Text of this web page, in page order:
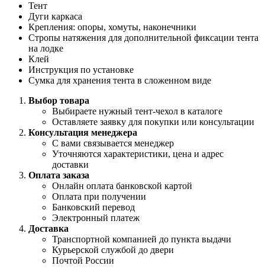
Тент
Дуги каркаса
Крепления: опоры, хомуты, наконечники
Стропы натяжения для дополнительной фиксации тента
на лодке
Клей
Инструкция по установке
Сумка для хранения тента в сложенном виде
Выбор товара
Выбираете нужный тент-чехол в каталоге
Оставляете заявку для покупки или консультации
Консультация менеджера
С вами связывается менеджер
Уточняются характеристики, цена и адрес
доставки
Оплата заказа
Онлайн оплата банковской картой
Оплата при получении
Банковский перевод
Электронный платеж
Доставка
Транспортной компанией до пункта выдачи
Курьерской службой до двери
Почтой России